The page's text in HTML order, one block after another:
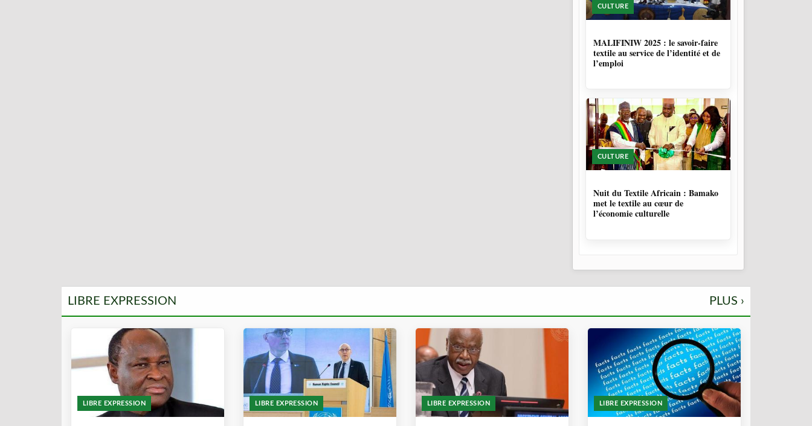
CULTURE
MALIFINIW 2025 : le savoir-faire
textile au service de l’identité et de
l’emploi
CULTURE
Nuit du Textile Africain : Bamako
met le textile au cœur de
l’économie culturelle
LIBRE EXPRESSION PLUS ›
LIBRE EXPRESSION LIBRE EXPRESSION LIBRE EXPRESSION LIBRE EXPRESSION